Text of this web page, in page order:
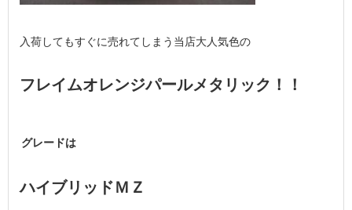
入荷してもすぐに売れてしまう当店大人気色の
フレイムオレンジパールメタリック！！
グレードは
ハイブリッドＭＺ